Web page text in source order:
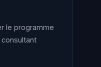
le programme